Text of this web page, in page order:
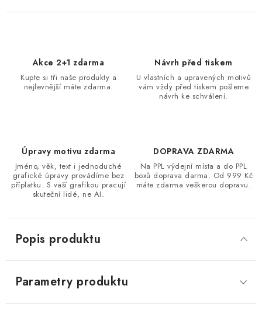
Akce 2+1 zdarma
Kupte si tři naše produkty a
nejlevnější máte zdarma.
Návrh před tiskem
U vlastních a upravených motivů
vám vždy před tiskem pošleme
návrh ke schválení.
Úpravy motivu zdarma
Jméno, věk, text i jednoduché
grafické úpravy provádíme bez
příplatku. S vaší grafikou pracují
skuteční lidé, ne AI.
DOPRAVA ZDARMA
Na PPL výdejní místa a do PPL
boxů doprava darma. Od 999 Kč
máte zdarma veškerou dopravu.
Popis produktu
Parametry produktu